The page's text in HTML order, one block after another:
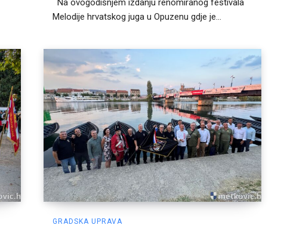
Melodije hrvatskog juga u Opuzenu gdje je...
GRADSKA UPRAVA